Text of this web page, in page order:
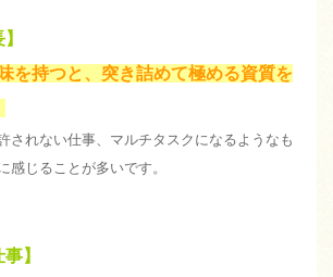
を持つと、突き詰めて極める資質を
されない仕事、マルチタスクになるようなも
感じることが多いです。
】